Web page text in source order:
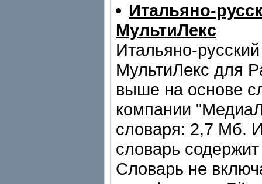
Итальяно-
МультиЛекс
Итальяно-
МультиЛекс для
выше на основе
компании
словаря: 2,7 Мб.
словарь
Словарь не